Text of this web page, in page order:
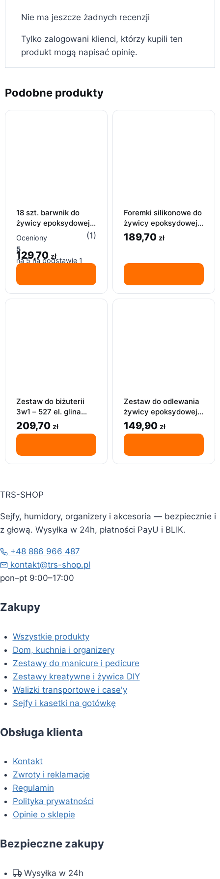
Nie ma jeszcze żadnych recenzji
Tylko zalogowani klienci, którzy kupili ten
produkt mogą napisać opinię.
Podobne produkty
18 szt. barwnik do
żywicy epoksydowej,
barwniki do żywic UV,
18 x 10ml
Oceniony
5
na 5 na podstawie 1
(1)
129,70 zł
Foremki silikonowe do
żywicy epoksydowej,
zestaw 320 foremek
żywica odlew
189,70 zł
Zestaw do biżuterii
3w1 – 527 el. glina
polimerowa +
narzędzia i akcesoria
209,70 zł
Zestaw do odlewania
żywicy epoksydowej,
forma żywica
epoksydowa, formy
149,90 zł
TRS-SHOP
Sejfy, humidory, organizery i akcesoria — bezpiecznie i
z głową. Wysyłka w 24h, płatności PayU i BLIK.
+48 886 966 487
kontakt@trs-shop.pl
pon–pt 9:00–17:00
Zakupy
Wszystkie produkty
Dom, kuchnia i organizery
Zestawy do manicure i pedicure
Zestawy kreatywne i żywica DIY
Walizki transportowe i case'y
Sejfy i kasetki na gotówkę
Obsługa klienta
Kontakt
Zwroty i reklamacje
Regulamin
Polityka prywatności
Opinie o sklepie
Bezpieczne zakupy
Wysyłka w 24h